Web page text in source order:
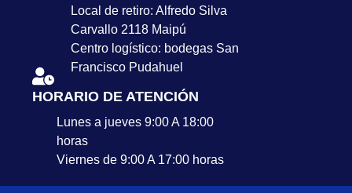
Local de retiro: Alfredo Silva
Carvallo 2118 Maipú
Centro logístico: bodegas San
Francisco Pudahuel
HORARIO DE ATENCIÓN
Lunes a jueves 9:00 A 18:00
horas
Viernes de 9:00 A 17:00 horas